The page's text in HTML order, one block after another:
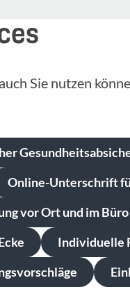
Sie nutzen
Online-Unterschrift
vor Ort und im Büro
Individuelle